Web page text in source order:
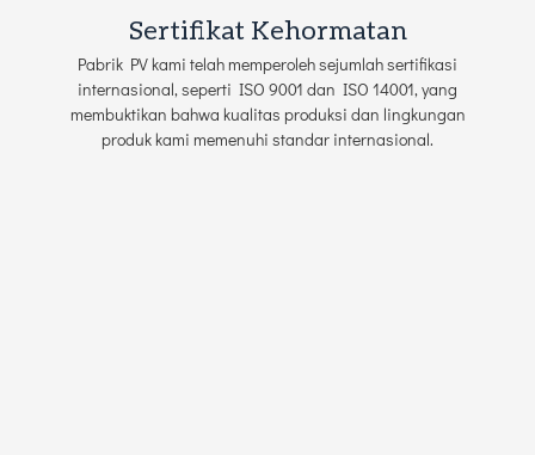
Sertifikat Kehormatan
Pabrik PV kami telah memperoleh sejumlah sertifikasi
internasional, seperti ISO 9001 dan ISO 14001, yang
membuktikan bahwa kualitas produksi dan lingkungan
produk kami memenuhi standar internasional.